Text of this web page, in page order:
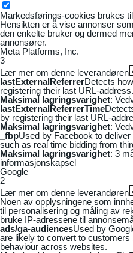
Markedsførings-cookies brukes
Hensikten er å vise annonser
den enkelte bruker og dermed
annonsører.
Meta Platforms, Inc.
3
Lær mer om denne leverandøren
lastExternalReferrerDetects
registering their last URL-address.
Maksimal lagringsvarighet:
lastExternalReferrerTime
by registering their last URL-
Maksimal lagringsvarighet:
_fbpUsed by Facebook to
such as real time bidding from
Maksimal lagringsvarighet: 3
informasjonskapsel
Google
2
Lær mer om denne leverandøren
Noen av opplysningene som
til personalisering og måling av
bruke IP-adressene til
ads/ga-audiencesUsed by
are likely to convert to
behaviour across websites.